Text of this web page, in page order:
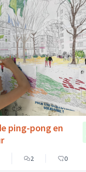
ping-pong en
2 0